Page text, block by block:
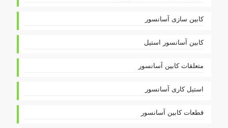
کابین سازی آسانسور
کابین آسانسور استیل
متعلقات کابین آسانسور
استیل کاری آسانسور
قطعات کابین آسانسور